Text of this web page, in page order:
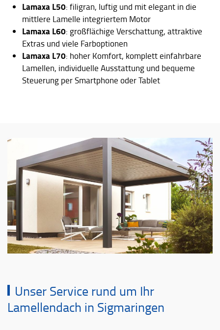
Lamaxa L50: filigran, luftig und mit elegant in die
mittlere Lamelle integriertem Motor
Lamaxa L60: großflächige Verschattung, attraktive
Extras und viele Farboptionen
Lamaxa L70: hoher Komfort, komplett einfahrbare
Lamellen, individuelle Ausstattung und bequeme
Steuerung per Smartphone oder Tablet
Unser Service rund um Ihr
Lamellendach in Sigmaringen